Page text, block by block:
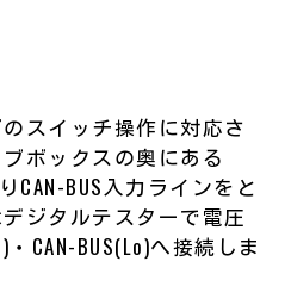
スイッチ操作に対応さ
ボックスの奥にある
CAN-BUS入力ラインをと
ジタルテスターで電圧
CAN-BUS(Lo)へ接続しま